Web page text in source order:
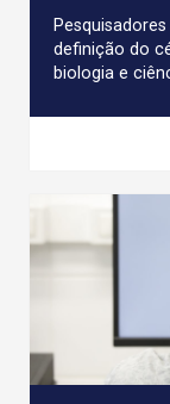
definição do
biologia e